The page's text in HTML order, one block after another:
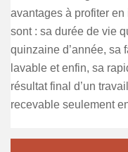
avantages à profiter
sont : sa durée de vie
quinzaine d’année, sa
lavable et enfin, sa
résultat final d’un
recevable seulement